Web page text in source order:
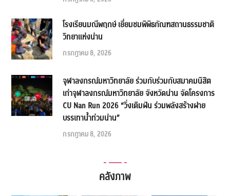
โรงเรียนมณีพฤกษ์ เยี่ยมชมพิพิธภัณฑสถานธรรมชาติ
วิทยาแห่งน่าน
กรกฎาคม 8, 2026
จุฬาลงกรณ์มหาวิทยาลัย ร่วมกับร่วมกับสมาคมนิสิต
เก่าจุฬาลงกรณ์มหาวิทยาลัย จังหวัดน่าน จัดโครงการ
CU Nan Run 2026 “วิ่งเติมฝัน ร่วมพลังสร้างฝาย
บรรเทาน้ำท่วมน่าน”
กรกฎาคม 8, 2026
คลังภาพ